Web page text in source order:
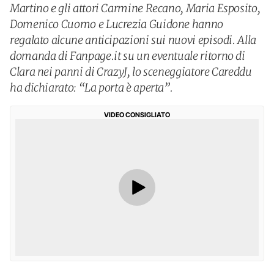
Martino e gli attori Carmine Recano, Maria Esposito,
Domenico Cuomo e Lucrezia Guidone hanno
regalato alcune anticipazioni sui nuovi episodi. Alla
domanda di Fanpage.it su un eventuale ritorno di
Clara nei panni di CrazyJ, lo sceneggiatore Careddu
ha dichiarato: “La porta è aperta”.
VIDEO CONSIGLIATO